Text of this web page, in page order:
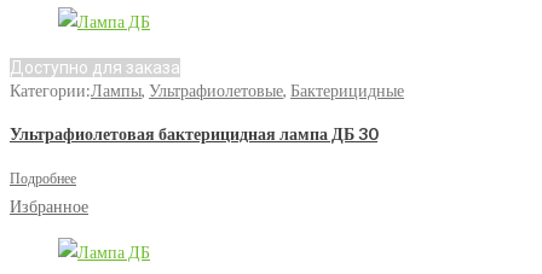
Доступно для заказа
Категории:Лампы, Ультрафиолетовые, Бактерицидные
Ультрафиолетовая бактерицидная лампа ДБ 30
Подробнее
Избранное